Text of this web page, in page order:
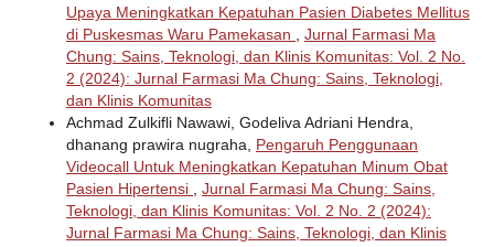
Upaya Meningkatkan Kepatuhan Pasien Diabetes Mellitus
di Puskesmas Waru Pamekasan
Jurnal Farmasi Ma
Chung: Sains, Teknologi, dan Klinis Komunitas: Vol. 2 No.
2 (2024): Jurnal Farmasi Ma Chung: Sains, Teknologi,
dan Klinis Komunitas
Achmad Zulkifli Nawawi, Godeliva Adriani Hendra,
dhanang prawira nugraha, Pengaruh Penggunaan
Videocall Untuk Meningkatkan Kepatuhan Minum Obat
Pasien Hipertensi
Jurnal Farmasi Ma Chung: Sains,
Teknologi, dan Klinis Komunitas: Vol. 2 No. 2 (2024):
Jurnal Farmasi Ma Chung: Sains, Teknologi, dan Klinis